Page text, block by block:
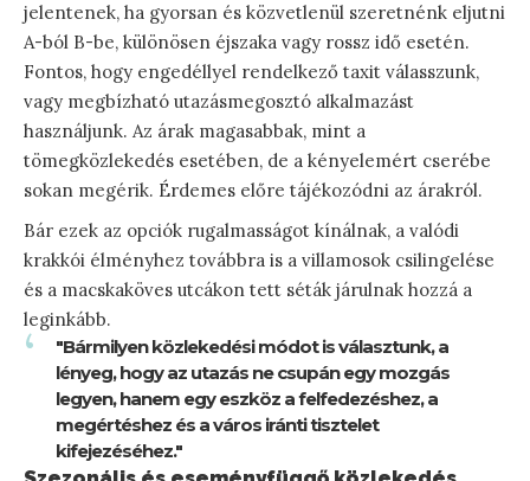
jelentenek, ha gyorsan és közvetlenül szeretnénk eljutni
A-ból B-be, különösen éjszaka vagy rossz idő esetén.
Fontos, hogy engedéllyel rendelkező taxit válasszunk,
vagy megbízható utazásmegosztó alkalmazást
használjunk. Az árak magasabbak, mint a
tömegközlekedés esetében, de a kényelemért cserébe
sokan megérik. Érdemes előre tájékozódni az árakról.
Bár ezek az opciók rugalmasságot kínálnak, a valódi
krakkói élményhez továbbra is a villamosok csilingelése
és a macskaköves utcákon tett séták járulnak hozzá a
leginkább.
"Bármilyen közlekedési módot is választunk, a
lényeg, hogy az utazás ne csupán egy mozgás
legyen, hanem egy eszköz a felfedezéshez, a
megértéshez és a város iránti tisztelet
kifejezéséhez."